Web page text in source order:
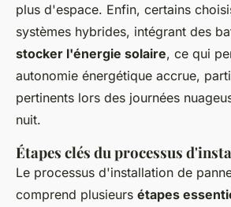
plus d'espace. Enfin, certains
systèmes hybrides, intégrant des
stocker l'énergie solaire, ce qui
autonomie énergétique accrue,
pertinents lors des journées
nuit.
Étapes clés du processus
Le processus d'installation de
comprend plusieurs étapes